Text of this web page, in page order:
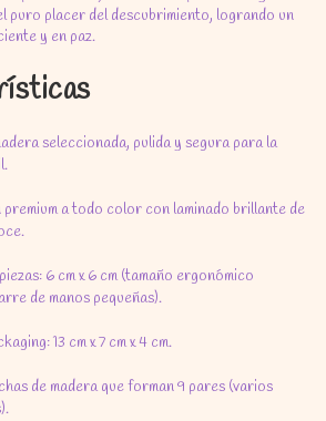
puro placer del descubrimiento, logrando un
y en paz.
seleccionada, pulida y segura para la
a todo color con laminado brillante de
6 cm x 6 cm (tamaño ergonómico
de manos pequeñas).
13 cm x 7 cm x 4 cm.
de madera que forman 9 pares (varios